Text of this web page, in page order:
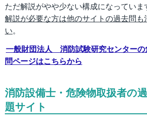
ただ解説がやや少ない構成になっていま
解説が必要な方は他のサイトの過去問も
い。
一般財団法人 消防試験研究センターの
問ページはこちらから
消防設備士・危険物取扱者の
題サイト